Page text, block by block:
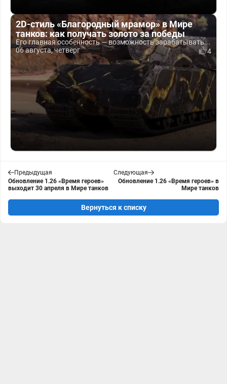
2D-стиль «Благородный мрамор» в Мире
танков: как получать золото за победы
Его главная особенность — возможность зарабатывать...
06 августа, четверг
4
Предыдущая
Обновление 1.26 «Время героев»
выходит 30 апреля в Мире танков
Следующая
Обновление 1.26 «Время героев» в
Мире танков
Вернуться к списку